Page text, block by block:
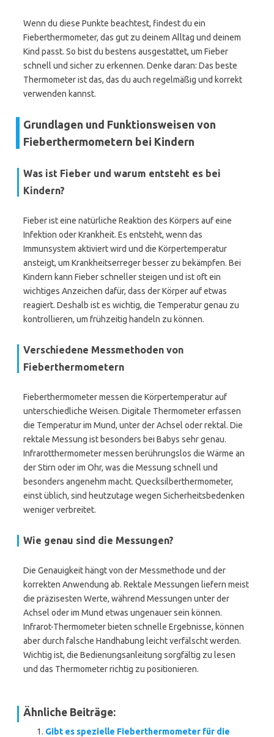
Wenn du diese Punkte beachtest, findest du ein
Fieberthermometer, das gut zu deinem Alltag und deinem
Kind passt. So bist du bestens ausgestattet, um Fieber
schnell und sicher zu erkennen. Denke daran: Das beste
Thermometer ist das, das du auch regelmäßig und korrekt
verwenden kannst.
Grundlagen und Funktionsweisen von
Fieberthermometern bei Kindern
Was ist Fieber und warum entsteht es bei
Kindern?
Fieber ist eine natürliche Reaktion des Körpers auf eine
Infektion oder Krankheit. Es entsteht, wenn das
Immunsystem aktiviert wird und die Körpertemperatur
ansteigt, um Krankheitserreger besser zu bekämpfen. Bei
Kindern kann Fieber schneller steigen und ist oft ein
wichtiges Anzeichen dafür, dass der Körper auf etwas
reagiert. Deshalb ist es wichtig, die Temperatur genau zu
kontrollieren, um frühzeitig handeln zu können.
Verschiedene Messmethoden von
Fieberthermometern
Fieberthermometer messen die Körpertemperatur auf
unterschiedliche Weisen. Digitale Thermometer erfassen
die Temperatur im Mund, unter der Achsel oder rektal. Die
rektale Messung ist besonders bei Babys sehr genau.
Infrarotthermometer messen berührungslos die Wärme an
der Stirn oder im Ohr, was die Messung schnell und
besonders angenehm macht. Quecksilberthermometer,
einst üblich, sind heutzutage wegen Sicherheitsbedenken
weniger verbreitet.
Wie genau sind die Messungen?
Die Genauigkeit hängt von der Messmethode und der
korrekten Anwendung ab. Rektale Messungen liefern meist
die präzisesten Werte, während Messungen unter der
Achsel oder im Mund etwas ungenauer sein können.
Infrarot-Thermometer bieten schnelle Ergebnisse, können
aber durch falsche Handhabung leicht verfälscht werden.
Wichtig ist, die Bedienungsanleitung sorgfältig zu lesen
und das Thermometer richtig zu positionieren.
Ähnliche Beiträge:
Gibt es spezielle Fieberthermometer für die